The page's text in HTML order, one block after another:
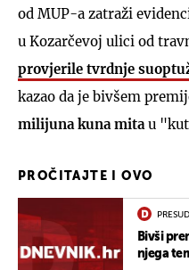
od MUP-a zatraži
u Kozarčevoj ulici od
provjerile tvrdnje
kazao da je bivšem
milijuna kuna mita u
PROČITAJTE I OVO
Bivši
njega